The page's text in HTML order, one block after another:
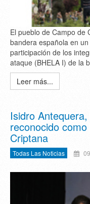
El pueblo de Campo de
bandera española en
participación de los
ataque (BHELA I) de la
Leer más...
Isidro
reconocido
Criptana
Todas Las Noticias